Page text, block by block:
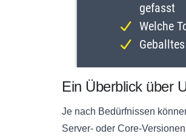
Ein Überblick über
Je nach Bedürfnissen
Server- oder Core-